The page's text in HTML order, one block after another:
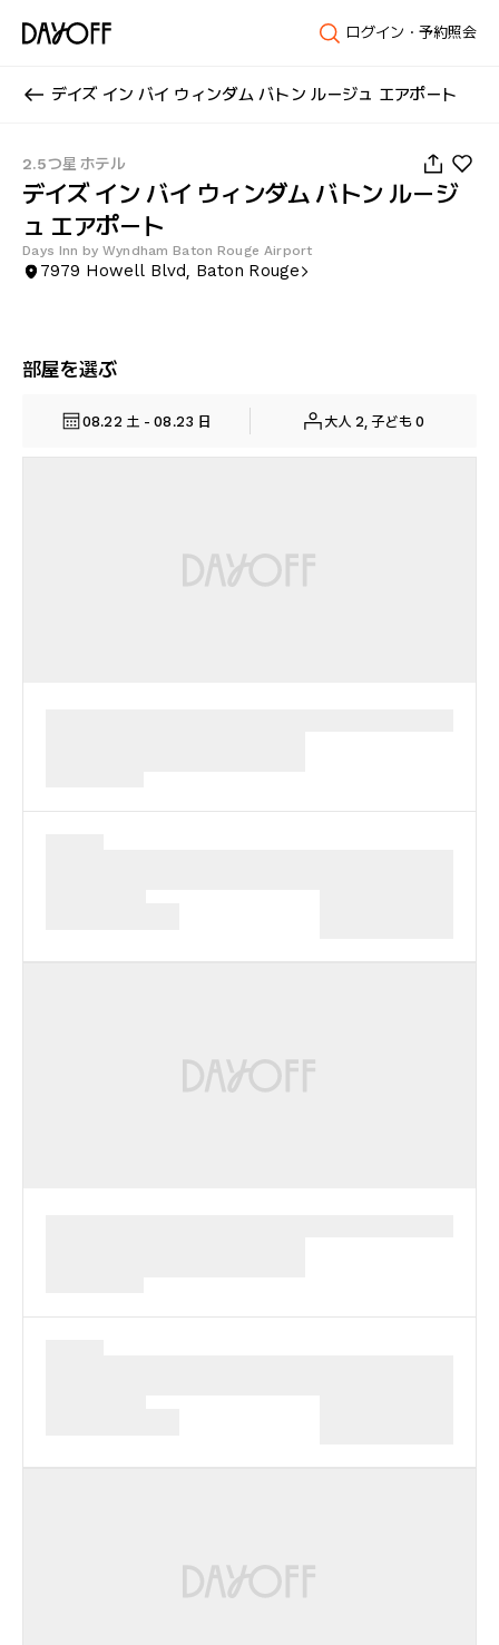
ログイン・予約照会
デイズ イン バイ ウィンダム バトン ルージュ エアポート
2.5つ星 ホテル
デイズ イン バイ ウィンダム バトン ルージ
ュ エアポート
Days Inn by Wyndham Baton Rouge Airport
7979 Howell Blvd, Baton Rouge
部屋を選ぶ
08.22 土 - 08.23 日 大人 2, 子ども 0